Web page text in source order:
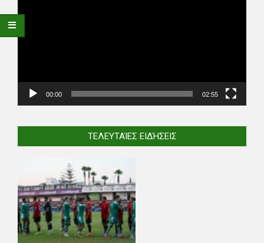
00:00 02:55
ΤΕΛΕΥΤΑΊΕΣ ΕΙΔΉΣΕΙΣ